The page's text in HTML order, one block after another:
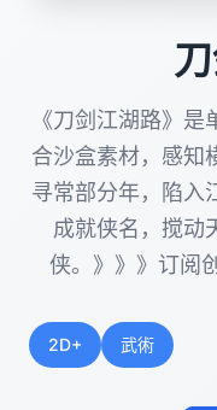
《刀剑江湖路》
合沙盒素材，感知
寻常部分年，陷入
成就侠名，搅动
侠。》》》订阅
2D+ 武術